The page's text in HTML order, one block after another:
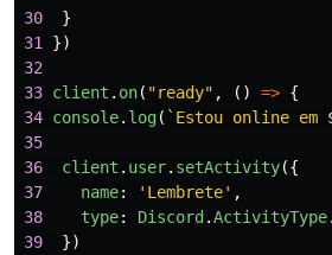
30
}
31
})
32
33 client . on( "ready" , () => {
34 console. log( `Estou online em
35
36
client . user. setActivity({
37
name: ' Lembrete' ,
38
type: Discord.ActivityType.
39
})